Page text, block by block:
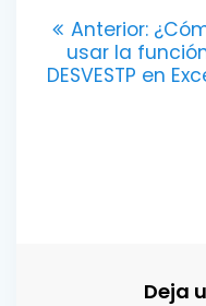
Anterior:
usar la
DESVESTP en
Deja